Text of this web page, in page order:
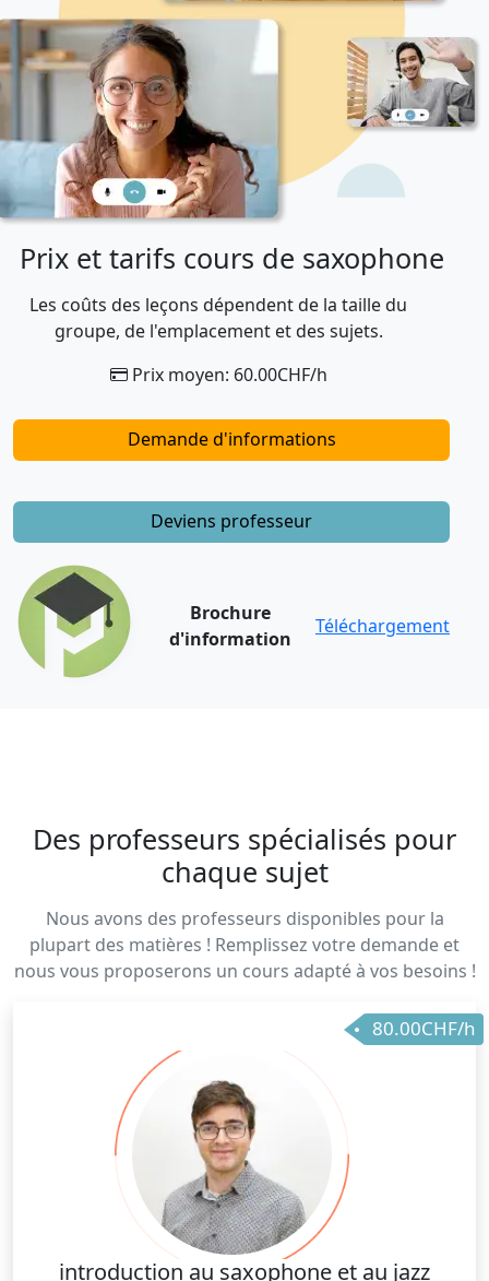
Prix et tarifs cours de saxophone
Les coûts des leçons dépendent de la taille du
groupe, de l'emplacement et des sujets.
Prix moyen: 60.00CHF/h
Demande d'informations
Deviens professeur
Brochure
d'information
Téléchargement
Des professeurs spécialisés pour
chaque sujet
Nous avons des professeurs disponibles pour la
plupart des matières ! Remplissez votre demande et
nous vous proposerons un cours adapté à vos besoins !
80.00CHF/h
introduction au saxophone et au jazz